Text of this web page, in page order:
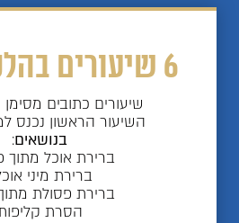
6 שיעורים בהלכות בורר
שיעורים כתובים
השיעור הראשון נכנס
בנושאים:
ברירת אוכל מתוך
ברירת מיני
ברירת פסולת
הסרת